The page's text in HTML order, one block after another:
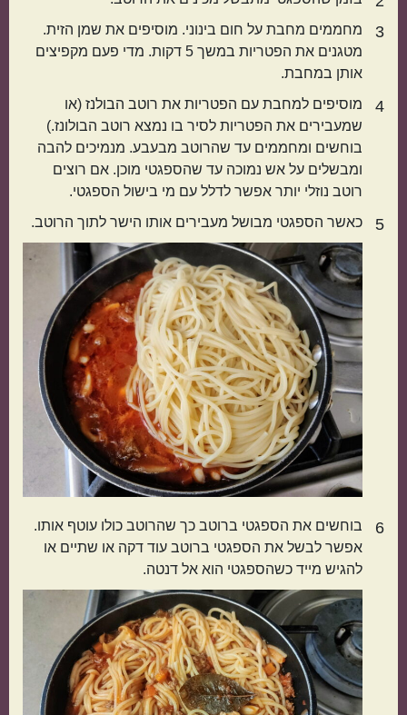
3
מחממים מחבת על חום בינוני. מוסיפים את שמן הזית.
מטגנים את הפטריות במשך 5 דקות. מדי פעם מקפיצים
אותן במחבת.
4
מוסיפים למחבת עם הפטריות את רוטב הבולנז (או
שמעבירים את הפטריות לסיר בו נמצא רוטב הבולונז.)
בוחשים ומחממים עד שהרוטב מבעבע. מנמיכים להבה
ומבשלים על אש נמוכה עד שהספגטי מוכן. אם רוצים
רוטב נוזלי יותר אפשר לדלל עם מי בישול הספגטי.
5 כאשר הספגטי מבושל מעבירים אותו הישר לתוך הרוטב.
6
בוחשים את הספגטי ברוטב כך שהרוטב כולו עוטף אותו.
אפשר לבשל את הספגטי ברוטב עוד דקה או שתיים או
להגיש מייד כשהספגטי הוא אל דנטה.
קטגוריות נוספות
מנות קלות להכנה בתקציב נמוך
מנות שמוכנות מהר
מתכונים שילדים
אוהבים